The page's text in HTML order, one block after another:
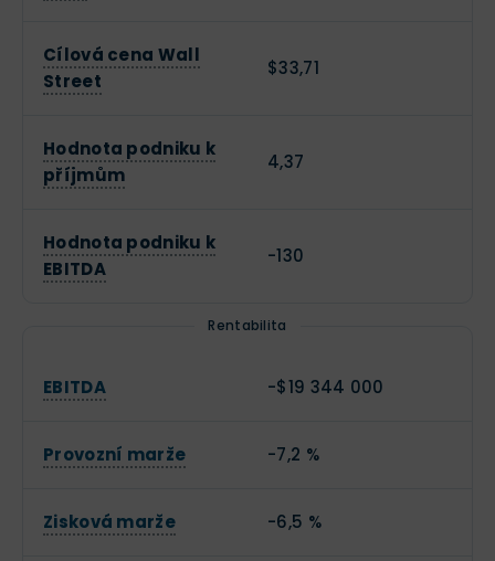
Cílová cena Wall
Street
$33,71
Hodnota podniku k
příjmům
4,37
Hodnota podniku k
EBITDA
-130
Rentabilita
EBITDA -$19 344 000
Provozní marže -7,2 %
Zisková marže -6,5 %